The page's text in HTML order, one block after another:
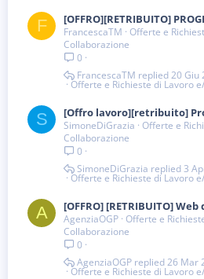
F [OFFRO][RETRIBUITO]
FrancescaTM
Offerte e
Collaborazione
0
Offerte e Richieste di Lavoro
20 Giu
FrancescaTM
S [Offro lavoro][retribuito]
SimoneDiGrazia
Offerte e
Collaborazione
0
Offerte e Richieste di Lavoro
3
SimoneDiGrazia
A [OFFRO] [RETRIBUITO]
AgenziaOGP Offerte e
Collaborazione
0
Offerte e Richieste di Lavoro
26 Mar
AgenziaOGP